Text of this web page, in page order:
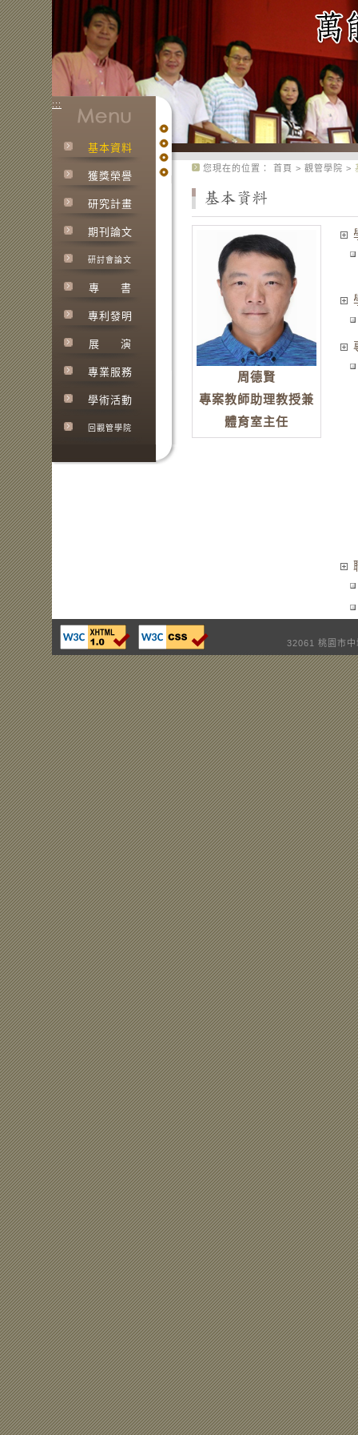
:::
基本資料
獲獎榮譽
研究計畫
期刊論文
研討會論文
專 書
專利發明
展 演
專業服務
學術活動
回觀管學院
您現在的位置： 首頁 > 觀管學院 >
周德賢
專案教師助理教授兼
體育室主任
32061 桃園市